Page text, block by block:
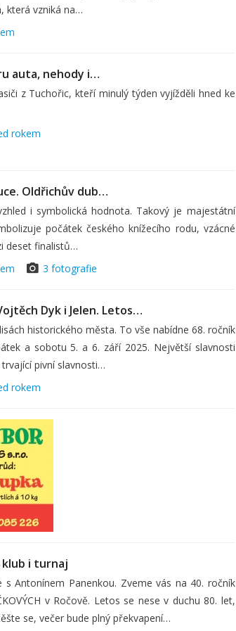
která vzniká na…
auta, nehody i…
z Tuchořic, kteří minulý týden vyjížděli hned ke
rokem
Oldřichův dub…
i symbolická hodnota. Takový je majestátní
počátek českého knížecího rodu, vzácné
deset finalistů…
3 fotografie
Dyk i Jelen. Letos…
historického města. To vše nabídne 68. ročník
a sobotu 5. a 6. září 2025. Největší slavnosti
pivní slavnosti…
rokem
klub i turnaj
Antonínem Panenkou. Zveme vás na 40. ročník
v Ročově. Letos se nese v duchu 80. let,
se, večer bude plný překvapení…